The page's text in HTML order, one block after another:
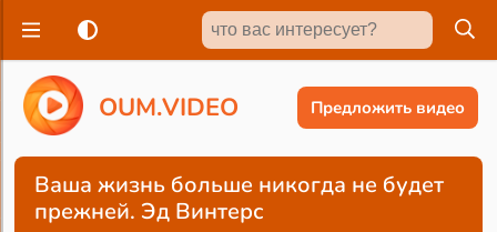
OUM.VIDEO Предложить видео
Ваша жизнь больше никогда не будет
прежней. Эд Винтерс